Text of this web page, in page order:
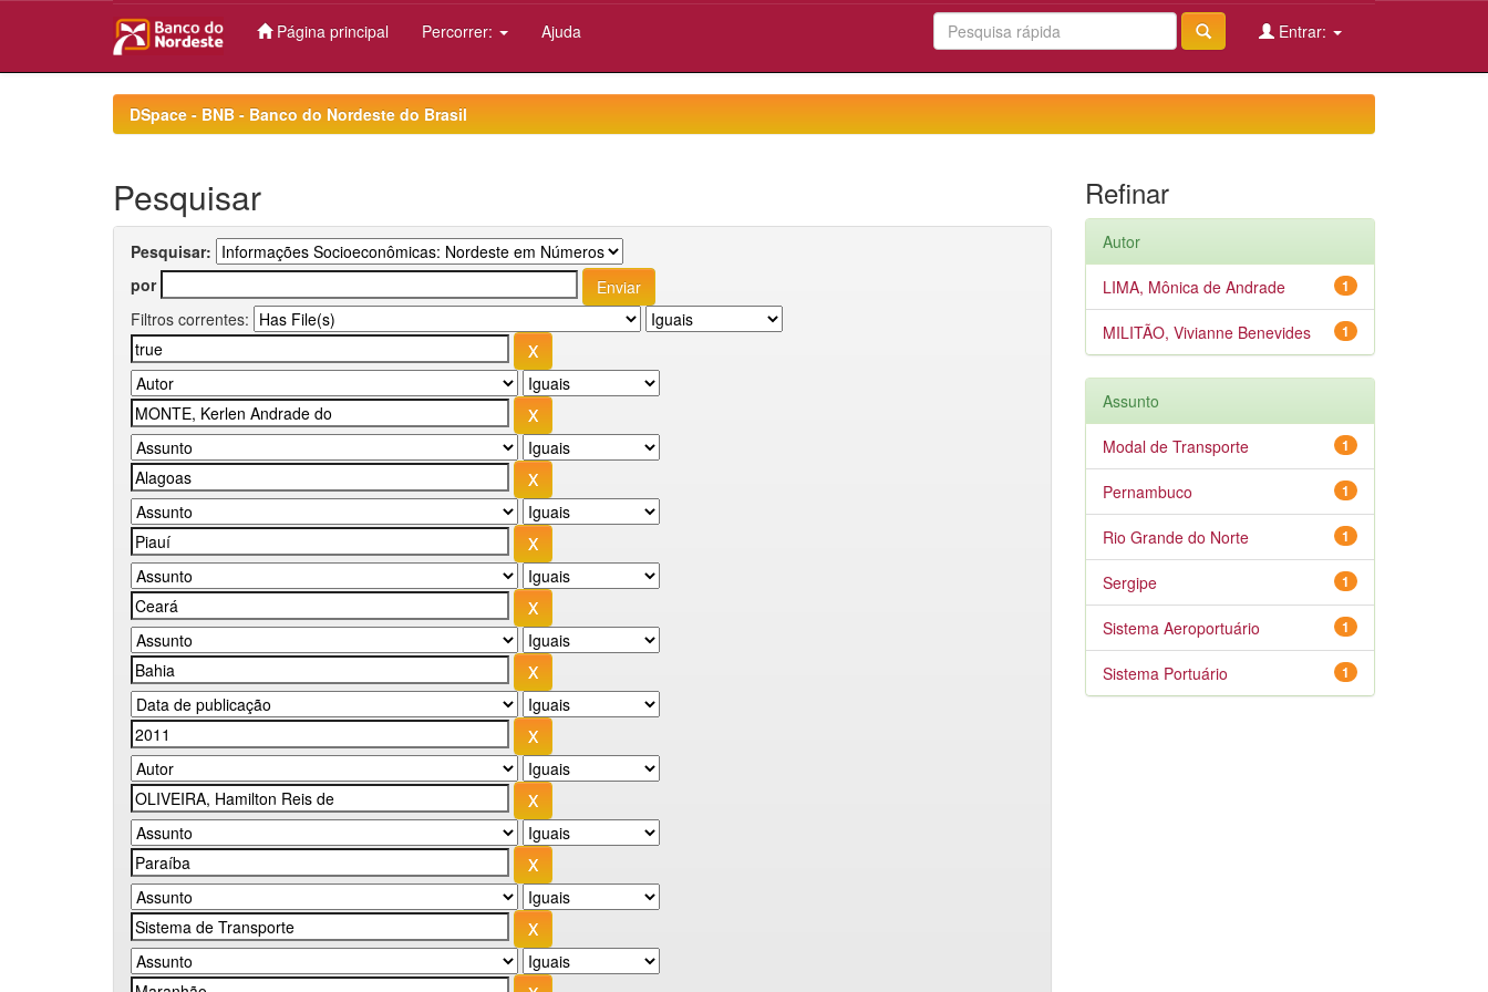
Página principal Percorrer: Ajuda Entrar:
DSpace - BNB - Banco do Nordeste do Brasil
Pesquisar
Pesquisar:
por
Filtros correntes:
Refinar
Autor
1
LIMA, Mônica de Andrade
1
MILITÃO, Vivianne Benevides
Assunto
1
Modal de Transporte
1
Pernambuco
1
Rio Grande do Norte
1
Sergipe
1
Sistema Aeroportuário
1
Sistema Portuário